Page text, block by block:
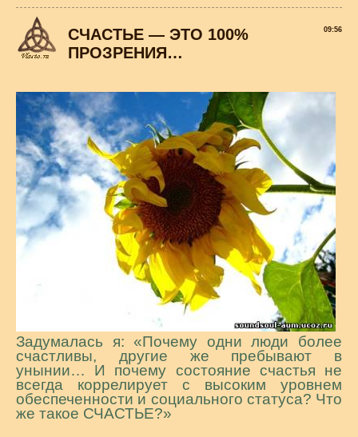
09:56
СЧАСТЬЕ — ЭТО 100%
ПРОЗРЕНИЯ…
Задумалась я: «Почему одни люди более
счастливы, другие же пребывают в
унынии… И почему состояние счастья не
всегда коррелирует с высоким уровнем
обеспеченности и социального статуса? Что
же такое СЧАСТЬЕ?»